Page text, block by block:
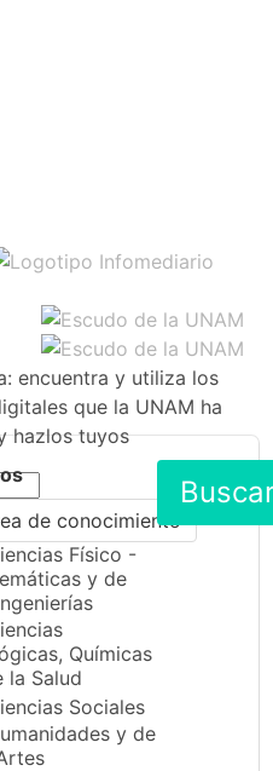
encuentra y utiliza los
que la UNAM ha
hazlos tuyos
de conocimiento
Físico -
y de
Químicas
la Salud
Sociales
y de